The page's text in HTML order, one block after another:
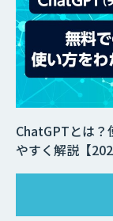
ChatGPTとは？
やすく解説【